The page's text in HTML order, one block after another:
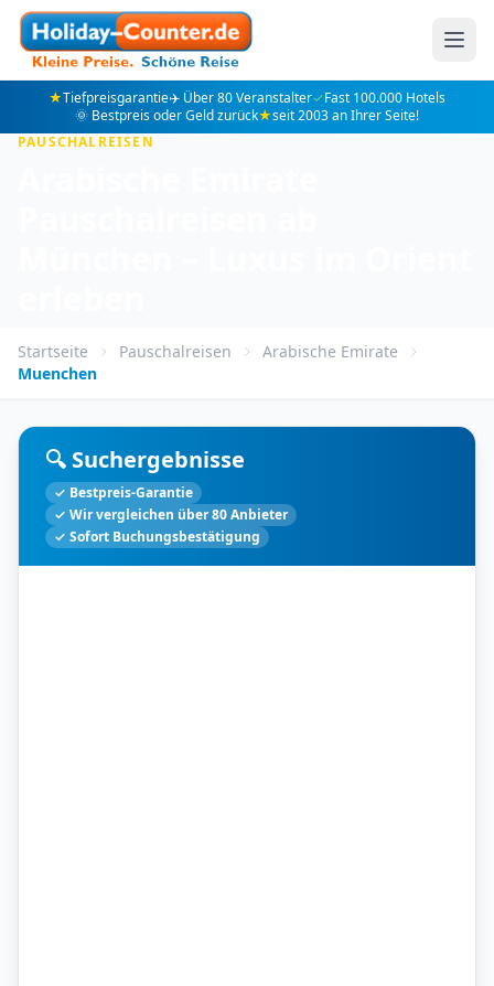
★Tiefpreisgarantie✈️ Über 80 Veranstalter✓Fast 100.000 Hotels
🌞 Bestpreis oder Geld zurück★seit 2003 an Ihrer Seite!
PAUSCHALREISEN
Startseite Pauschalreisen
Arabische Emirate
Muenchen
🔍 Suchergebnisse
✓ Bestpreis-Garantie
✓ Wir vergleichen über 80 Anbieter
✓ Sofort Buchungsbestätigung